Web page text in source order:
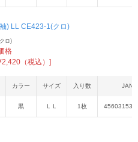
) LL CE423-1(クロ)
ロ)
格
（税込）]
カラー サイズ 入り数 JAN
黒 ＬＬ 1枚